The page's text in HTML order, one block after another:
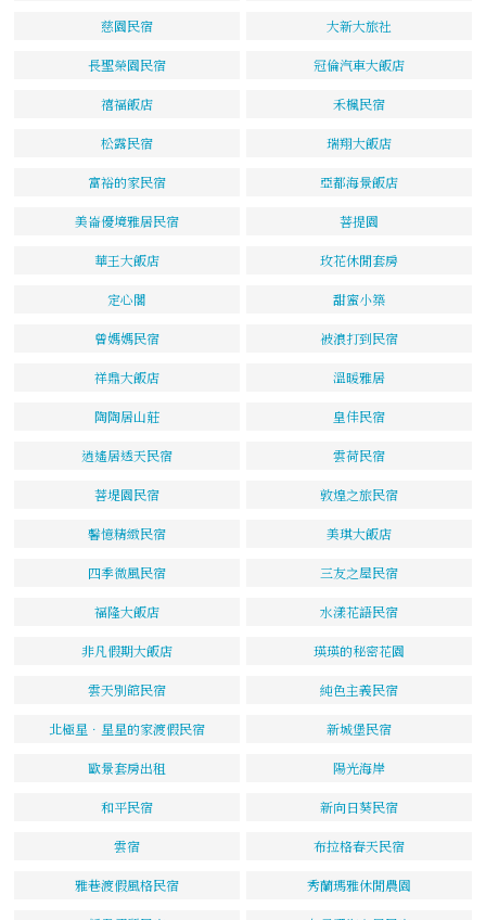
慈園民宿 大新大旅社
長聖榮園民宿 冠倫汽車大飯店
禧福飯店 禾楓民宿
松露民宿 瑞翔大飯店
富裕的家民宿 亞都海景飯店
美崙優境雅居民宿 菩提園
華王大飯店 玫花休閒套房
定心閣 甜蜜小築
曾媽媽民宿 被浪打到民宿
祥鼎大飯店 溫暖雅居
陶陶居山莊 皇佳民宿
逍遙居透天民宿 雲荷民宿
菩堤園民宿 敦煌之旅民宿
馨憶精緻民宿 美琪大飯店
四季微風民宿 三友之屋民宿
福隆大飯店 水漾花語民宿
非凡假期大飯店 瑛瑛的秘密花園
雲天別館民宿 純色主義民宿
北極星．星星的家渡假民宿 新城堡民宿
歐景套房出租 陽光海岸
和平民宿 新向日葵民宿
雲宿 布拉格春天民宿
雅巷渡假風格民宿 秀蘭瑪雅休閒農園